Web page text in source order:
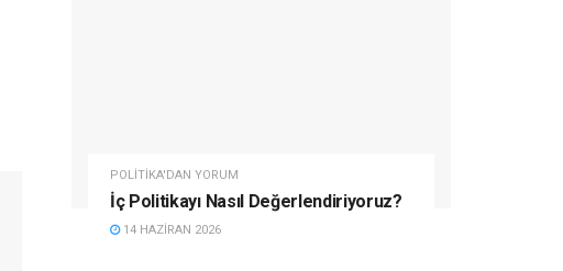
POLITIKA'DAN YORUM
İç Politikayı Nasıl Değerlendiriyoruz?
14 HAZIRAN 2026